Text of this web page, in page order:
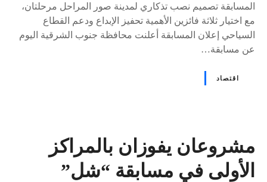
المسابقة تصميم نصب تذكاري لمدينة صور المراحل مرحلتان،
مع اختيار ثلاثة فائزين الأهمية تحفيز الإبداع ودعم القطاع
السياحي إعلان المسابقة أعلنت محافظة جنوب الشرقية اليوم
عن مسابقة…
اقتصاد
مشروعان يفوزان بالمراكز
الأولى في مسابقة “شل”